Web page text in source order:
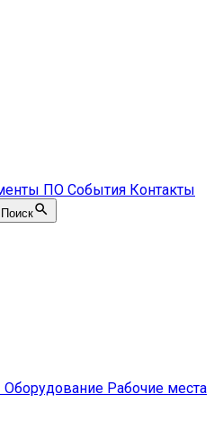
ПО События Контакты
Поиск
Оборудование Рабочие места